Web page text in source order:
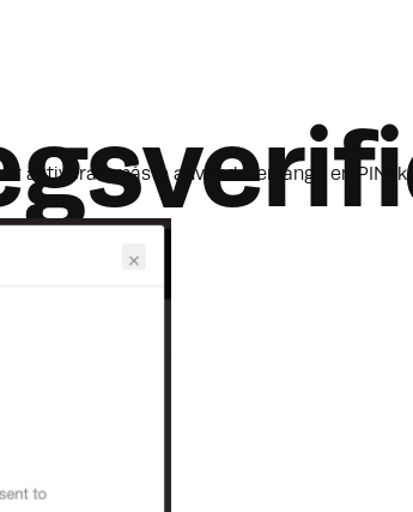
aktiverad måste användaren ange en PIN-